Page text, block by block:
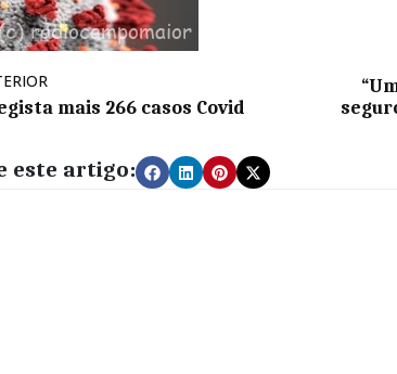
mais 266 casos Covid
este artigo: